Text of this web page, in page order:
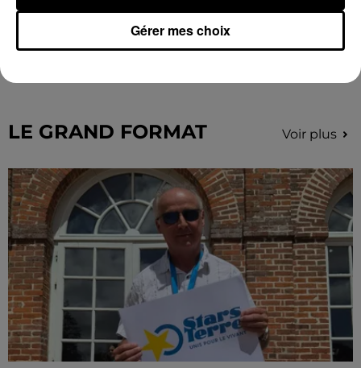
Une casse automobile partiellement
embrasée à Auneau
sinistre, qui a également fait un blessé.
LE GRAND FORMAT Voir plus
Gérer mes choix